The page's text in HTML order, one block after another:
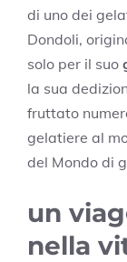
di uno dei
Dondoli,
solo per il suo
la sua
fruttato
gelatiere al
del Mondo di
un
nella